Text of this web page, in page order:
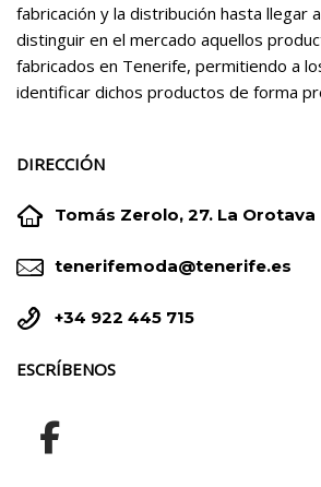
fabricación y la distribución hasta llegar
distinguir en el mercado aquellos
fabricados en Tenerife, permitiendo a
identificar dichos productos de forma
DIRECCIÓN

 Tomás Zerolo, 27. La Orotava

 tenerifemoda@tenerife.es

 +34 922 445 715
ESCRÍBENOS